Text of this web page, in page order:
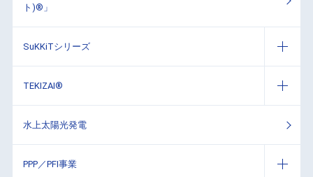
ト)®」
SuKKiTシリーズ
TEKIZAI®
水上太陽光発電
PPP／PFI事業